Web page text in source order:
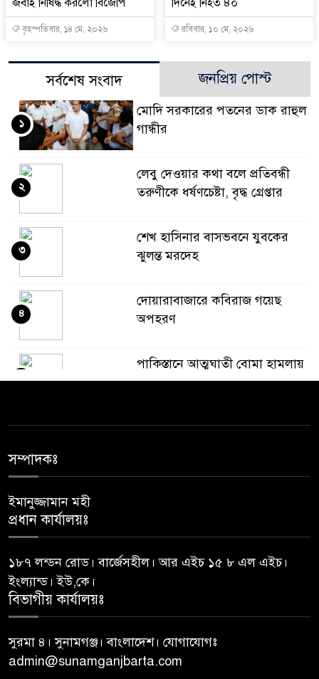
জবাই নিষিদ্ধ করলো বিজেপি
বৃহস্পতিবার, ১৪ মে, ২০২৬
দিনেই নিহত ৪০
রবিবার, ১০ মে, ২০২৬
সর্বশেষ সংবাদ জনপ্রিয় পোস্ট
মোদি সরকারের পতনের ডাক রাহুল
গান্ধীর
১
লেবু দেওয়ার কথা বলে প্রতিবন্ধী
তরুণীকে ধর্ষণচেষ্টা, বৃদ্ধ গ্রেপ্তার
২
শেখ হাসিনার বাসভবনে যুবকের
ঝুলন্ত মরদেহ
৩
দোয়ারাবাজারে কবিরাজ গয়েছ
অপহরণ
৪
পাকিস্তানে আত্মঘাতী বোমা হামলায়
১২ জন সেনা সদস্যসহ ১৫ জন
৭
সংবিধানের ৫০(৩) অনুচ্ছেদ অনুযায়ী
৮
মেয়াদ শেষ করতে পারেননি
৯
সম্পাদকঃ
ইমানুজ্জামান মহী
প্রধান কার্যালয়ঃ
১৮৭ লন্ডন রোড। বার্জেসহীল। আর এইচ ১৫ ৮ এল এইচ।
ইংল্যান্ড। ইউ,কে।
বিভাগীয় কার্যালয়ঃ
সুরমা ৪। সুনামগঞ্জ। বাংলাদেশ। যোগাযোগঃ
admin@sunamganjbarta.com